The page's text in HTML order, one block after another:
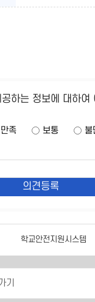
하는 정보에 대하여
만족 보통 불
학교안전지원시스템
기